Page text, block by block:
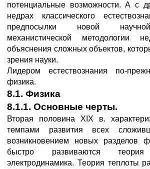
потенциальные возможности. А с
недрах классического
предпосылки новой
механистической методологии
объяснения сложных объектов,
зрения науки.
Лидером естествознания по-
физика.
8.1. Физика
8.1.1. Основные черты.
Вторая половина XIX в.
темпами развития всех
возникновением новых разделов
быстро развиваются
электродинамика. Теория теплоты